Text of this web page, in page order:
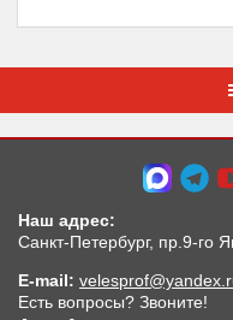
Наш адрес:
Санкт-Петербург, пр.9-го
E-mail:
Есть вопросы? Звоните!